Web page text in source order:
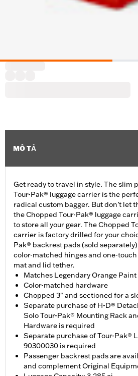
MÔ TẢ
Get ready to travel in style. The slim
Tour-Pak® luggage carrier is the
radical custom bagger. But don’t let
the Chopped Tour-Pak® luggage
to store all your gear. The Chopped
carrier is factory drilled for your
Pak® backrest pads (sold
color-matched hinges and one-
mat and lid tether.
Matches Legendary Orange Paint
Color-matched hardware
Chopped 3" and sectioned for a
Separate purchase of H-D®
Solo Tour-Pak® Mounting Rack
Hardware is required
Separate purchase of Tour-Pak®
90300030 is required
Passenger backrest pads are
and complement Original